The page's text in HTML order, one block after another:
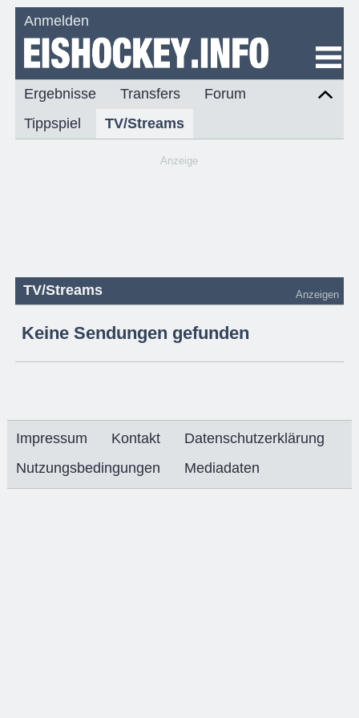
Anmelden
Ergebnisse Transfers
Forum
Tippspiel
TV/Streams
Anzeige
TV/Streams Anzeigen
Keine Sendungen gefunden
Impressum Kontakt
Datenschutzerklärung
Nutzungsbedingungen
Mediadaten